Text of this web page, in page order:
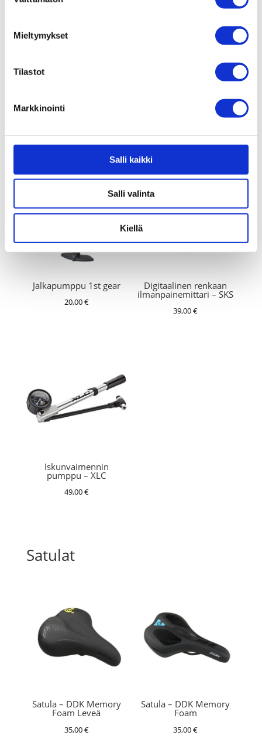
Mieltymykset
Tilastot
Markkinointi
Salli kaikki
Salli valinta
Kiellä
Pumput
Jalkapumppu 1st gear
20,00€
Digitaalinen renkaan
ilmanpainemittari – SKS
39,00€
Iskunvaimennin
pumppu – XLC
49,00€
Satulat
Satula – DDK Memory
Foam Leveä
35,00€
Satula – DDK Memory
Foam
35,00€